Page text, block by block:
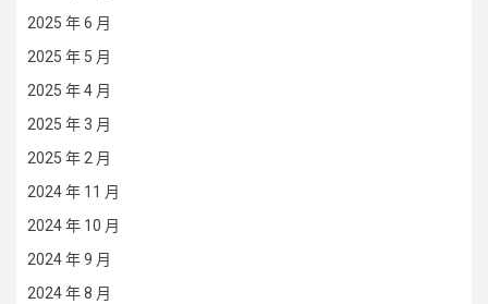
2025 年 6 月
2025 年 5 月
2025 年 4 月
2025 年 3 月
2025 年 2 月
2024 年 11 月
2024 年 10 月
2024 年 9 月
2024 年 8 月